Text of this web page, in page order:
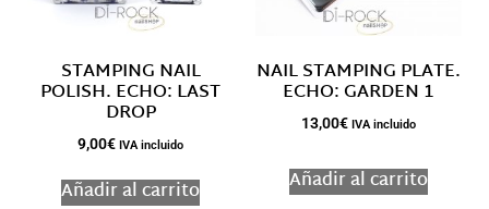
STAMPING NAIL
POLISH. ECHO: LAST
DROP
9,00€ IVA incluido
Añadir al carrito
NAIL STAMPING PLATE.
ECHO: GARDEN 1
13,00€ IVA incluido
Añadir al carrito